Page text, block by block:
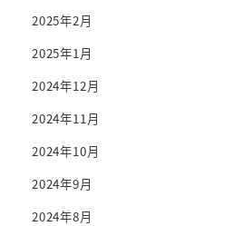
2025年2月
2025年1月
2024年12月
2024年11月
2024年10月
2024年9月
2024年8月